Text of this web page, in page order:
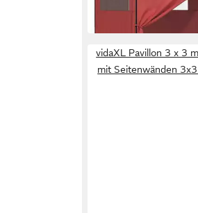
vidaXL Pavillon 3 x 3
mit Seitenwänden